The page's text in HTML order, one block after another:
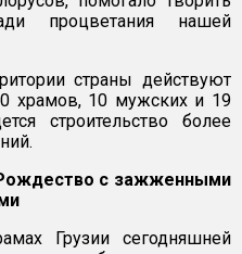
процветания нашей
страны действуют
храмов, 10 мужских и 19
строительство более
с зажженными
Грузии сегодняшней